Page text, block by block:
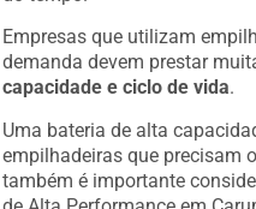
Empresas que utilizam
demanda devem prestar
capacidade e ciclo de vida
Uma bateria de alta
empilhadeiras que precisam
também é importante
de Alta Performance em